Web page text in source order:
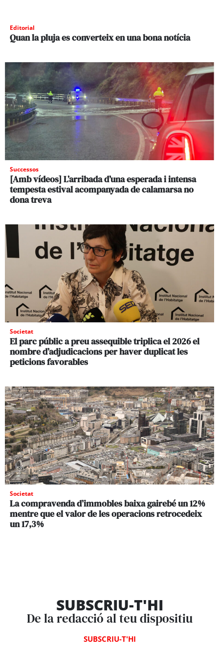
Editorial
Quan la pluja es converteix en una bona notícia
Successos
[Amb vídeos] L’arribada d’una esperada i intensa
tempesta estival acompanyada de calamarsa no
dona treva
Societat
El parc públic a preu assequible triplica el 2026 el
nombre d’adjudicacions per haver duplicat les
peticions favorables
Societat
La compravenda d’immobles baixa gairebé un 12%
mentre que el valor de les operacions retrocedeix
un 17,3%
SUBSCRIU-T'HI
De la redacció al teu dispositiu
SUBSCRIU-T'HI